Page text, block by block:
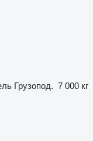
Грузопод. 7 000 кг